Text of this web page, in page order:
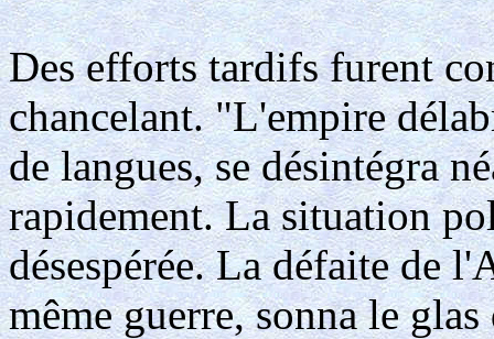
Des efforts tardifs furent
chancelant. "L'empire
de langues, se désintégra
rapidement. La situation
désespérée. La défaite de
même guerre, sonna le